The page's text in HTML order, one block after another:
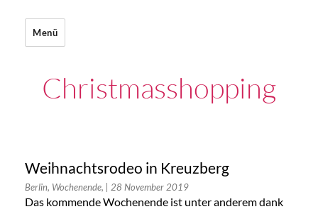
Menü
Christmasshopping
Weihnachtsrodeo in Kreuzberg
Berlin, Wochenende, | 28 November 2019
Das kommende Wochenende ist unter anderem dank